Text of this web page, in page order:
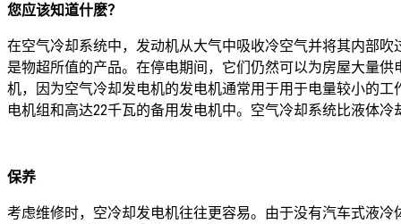
您应该知道什麽？
在空气冷却系统中，发动机从大气中吸收冷空气并将其内部
是物超所值的产品。在停电期间，它们仍然可以为房屋大量
机，因为空气冷却发电机的发电机通常用于用于电量较小的
电机组和高达22千瓦的备用发电机中。空气冷却系统比液体
保养
考虑维修时，空冷却发电机往往更容易。由于没有汽车式液